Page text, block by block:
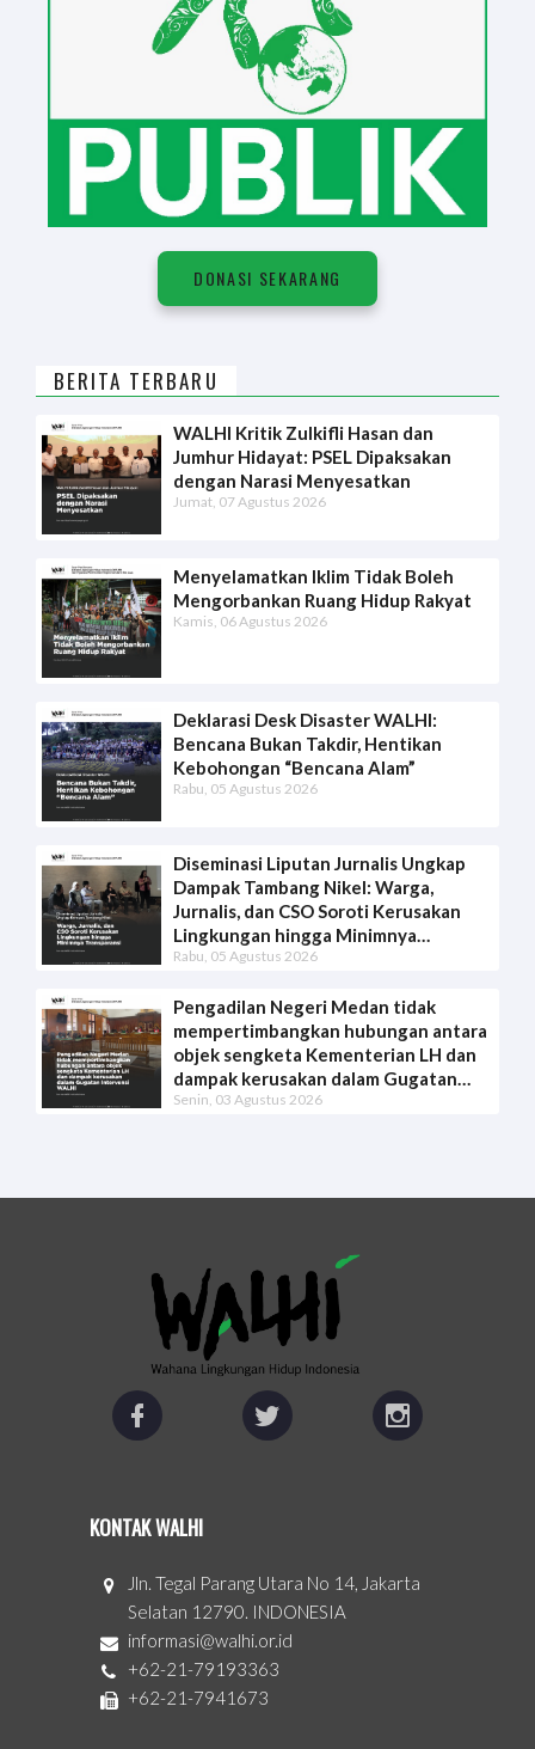
DONASI SEKARANG
BERITA TERBARU
WALHI Kritik Zulkifli Hasan dan
Jumhur Hidayat: PSEL Dipaksakan
dengan Narasi Menyesatkan
Jumat, 07 Agustus 2026
Menyelamatkan Iklim Tidak Boleh
Mengorbankan Ruang Hidup Rakyat
Kamis, 06 Agustus 2026
Deklarasi Desk Disaster WALHI:
Bencana Bukan Takdir, Hentikan
Kebohongan “Bencana Alam”
Rabu, 05 Agustus 2026
Diseminasi Liputan Jurnalis Ungkap
Dampak Tambang Nikel: Warga,
Jurnalis, dan CSO Soroti Kerusakan
Lingkungan hingga Minimnya
Transparansi
Rabu, 05 Agustus 2026
Pengadilan Negeri Medan tidak
mempertimbangkan hubungan antara
objek sengketa Kementerian LH dan
dampak kerusakan dalam Gugatan
Intervensi WALHI
Senin, 03 Agustus 2026
KONTAK WALHI
Jln. Tegal Parang Utara No 14, Jakarta
Selatan 12790. INDONESIA
informasi@walhi.or.id
+62-21-79193363
+62-21-7941673